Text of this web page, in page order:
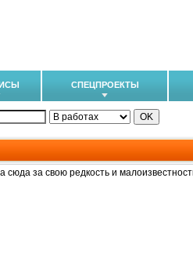
СПЕЦПРОЕКТЫ
за свою редкость и